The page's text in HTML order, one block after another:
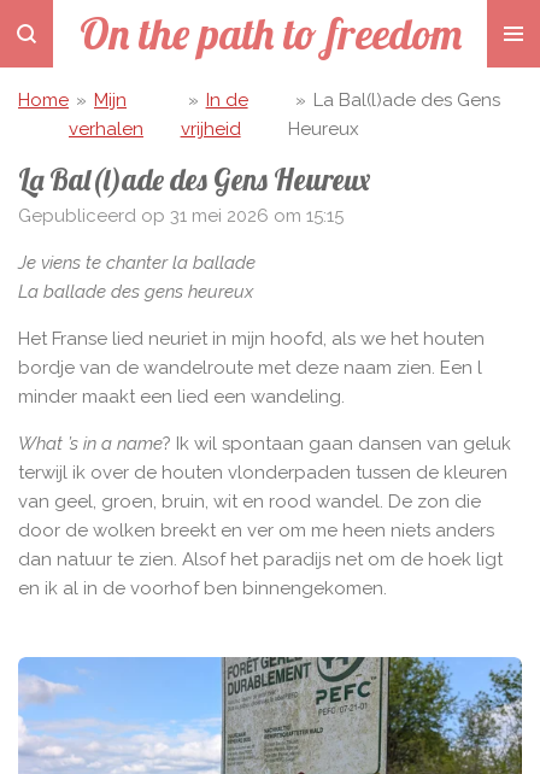
Ga
de
hoofdinhoud
On the path to freedom
Home » Mijn
verhalen
» In de
vrijheid
» La Bal(l)ade des Gens
Heureux
La Bal(l)ade des Gens Heureux
Gepubliceerd op 31 mei 2026 om 15:15
Je viens te chanter la ballade
La ballade des gens heureux
Het Franse lied neuriet in mijn hoofd, als we het houten
bordje van de wandelroute met deze naam zien. Een l
minder maakt een lied een wandeling.
What ’s in a name? Ik wil spontaan gaan dansen van geluk
terwijl ik over de houten vlonderpaden tussen de kleuren
van geel, groen, bruin, wit en rood wandel. De zon die
door de wolken breekt en ver om me heen niets anders
dan natuur te zien. Alsof het paradijs net om de hoek ligt
en ik al in de voorhof ben binnengekomen.